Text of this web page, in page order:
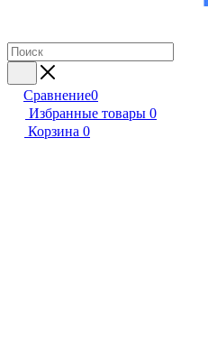
Сравнение0
Избранные товары 0
Корзина 0